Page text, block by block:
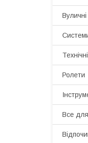
Ролети
Все